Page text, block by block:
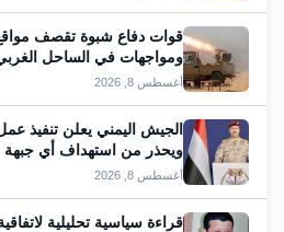
قوات دفاع شبوة تقصف
ومواجهات في الساحل
أغسطس 8, 2026
الجيش اليمني يعلن تنفيذ
ويحذر من استهداف أي جبهة
أغسطس 8, 2026
قراءة سياسية تحليلية